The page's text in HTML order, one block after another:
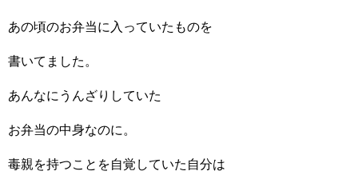
あの頃のお弁当に入っていたものを
書いてました。
あんなにうんざりしていた
お弁当の中身なのに。
毒親を持つことを自覚していた自分は